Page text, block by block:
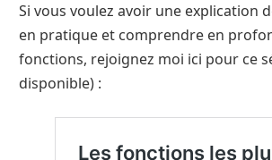
Si vous voulez avoir une explication
en pratique et comprendre en
fonctions, rejoignez moi ici pour ce
disponible) :